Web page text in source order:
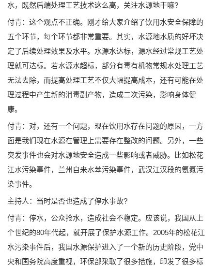
水，既然后端处理工艺技术这么高，关注水源地干嘛?
付青：这个观点不正确。刚才给大家介绍了饮用水安全保障的
五个环节，每个环节都非常重要。其实，水源地水质的好坏决
定了后续处理效果及水平。水源水达标，源水经过常规工艺处
理就可达标。若水源水超标，部分有毒有机物常规水处理工艺
无法去除，而提高处理工艺不仅大幅提高成本，还有可能在处
理过程中产生新的消毒副产物，造成二次污染，影响身体健
康。
付青：对，还有一个问题，现在饮用水存在问题的原因，一方
面是我们现在水源在管理上需要存在整改的问题。另外，一些
突发事件也会对水源地安全造成一些影响或者威胁。比如松花
江水污染事件，兰州自来水苯污染事件，武汉江汉段的氨氮污
染事件。
主持人：当时是否也造成了停水事故?
付青：停水，公众抢水，造成社会不稳定。应该说，我国从上
个世纪的80年代起，就开展了保护水源工作。2005年的松花江
水污染事件后，我国水源保护进入了一个新的历史阶段，党中
央和国务院高度重视，环保部采取了很多措施，印发了很多标